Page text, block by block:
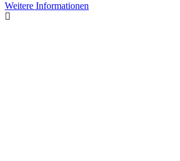
Weitere Informationen